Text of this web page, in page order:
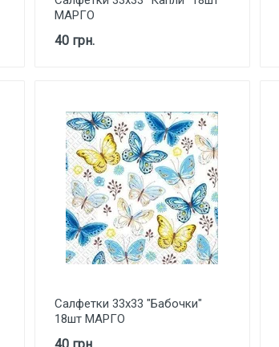
МАРГО
40 грн.
Салфетки 33х33 "Бабочки"
18шт МАРГО